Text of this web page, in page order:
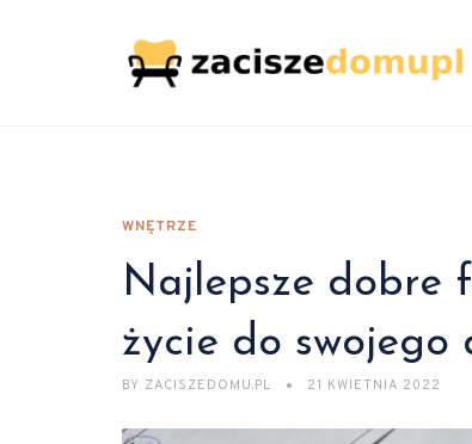
WNĘTRZE
Najlepsze dobre
życie do swojego
BY ZACISZEDOMU.PL 21 KWIETNIA 2022